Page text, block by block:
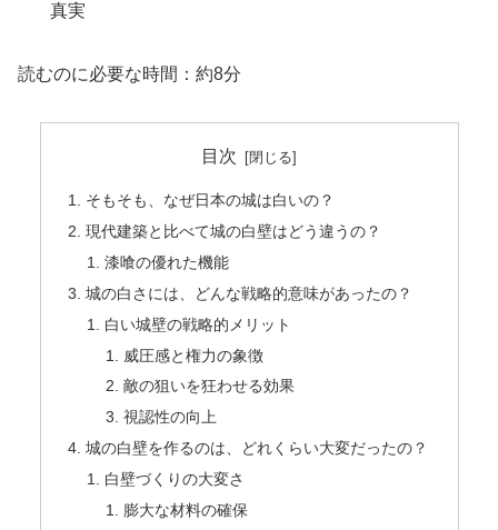
真実
読むのに必要な時間：約8分
目次
そもそも、なぜ日本の城は白いの？
現代建築と比べて城の白壁はどう違うの？
漆喰の優れた機能
城の白さには、どんな戦略的意味があったの？
白い城壁の戦略的メリット
威圧感と権力の象徴
敵の狙いを狂わせる効果
視認性の向上
城の白壁を作るのは、どれくらい大変だったの？
白壁づくりの大変さ
膨大な材料の確保